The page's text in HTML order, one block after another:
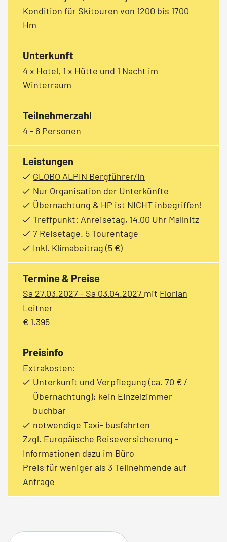
Kondition für Skitouren von 1200 bis 1700
Hm
Unterkunft
4 x Hotel, 1 x Hütte und 1 Nacht im
Winterraum
Teilnehmerzahl
4 - 6 Personen
Leistungen
GLOBO ALPIN Bergführer/in
Nur Organisation der Unterkünfte
Übernachtung & HP ist NICHT inbegriffen!
Treffpunkt: Anreisetag, 14.00 Uhr Mallnitz
7 Reisetage. 5 Tourentage
Inkl. Klimabeitrag (5 €)
Termine & Preise
Sa 27.03.2027 - Sa 03.04.2027 mit Florian
Leitner
€ 1.395
Preisinfo
Extrakosten:
Unterkunft und Verpflegung (ca. 70 € /
Übernachtung); kein Einzelzimmer
buchbar
notwendige Taxi- busfahrten
Zzgl. Europäische Reiseversicherung -
Informationen dazu im Büro
Preis für weniger als 3 Teilnehmende auf
Anfrage